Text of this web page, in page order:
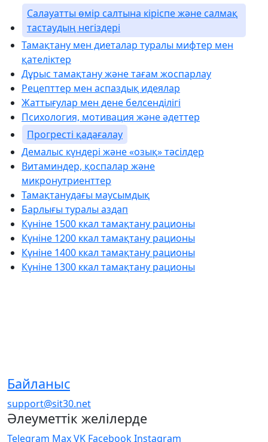
Салауатты өмір салтына кіріспе және салмақ
тастаудың негіздері
Тамақтану мен диеталар туралы мифтер мен
қателіктер
Дұрыс тамақтану және тағам жоспарлау
Рецепттер мен аспаздық идеялар
Жаттығулар мен дене белсенділігі
Психология, мотивация және әдеттер
Прогресті қадағалау
Демалыс күндері және «озық» тәсілдер
Витаминдер, қоспалар және
микронутриенттер
Тамақтанудағы маусымдық
Барлығы туралы аздап
Күніне 1500 ккал тамақтану рационы
Күніне 1200 ккал тамақтану рационы
Күніне 1400 ккал тамақтану рационы
Күніне 1300 ккал тамақтану рационы
Байланыс
support@sit30.net
Әлеуметтік желілерде
Telegram MaxVK FacebookInstagram